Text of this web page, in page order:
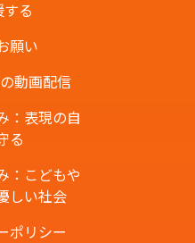
る
願い
動画配信
：表現の自
る
：こどもや
しい社会
ポリシー